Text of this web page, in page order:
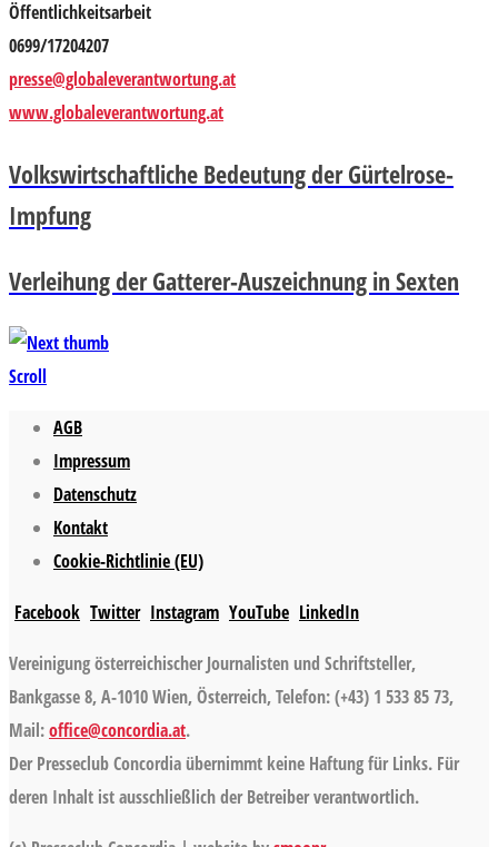
Öffentlichkeitsarbeit
0699/17204207
presse@globaleverantwortung.at
www.globaleverantwortung.at
Volkswirtschaftliche Bedeutung der Gürtelrose-
Impfung
Verleihung der Gatterer-Auszeichnung in Sexten
Scroll
AGB
Impressum
Datenschutz
Kontakt
Cookie-Richtlinie (EU)
Facebook Twitter Instagram YouTube LinkedIn
Vereinigung österreichischer Journalisten und Schriftsteller,
Bankgasse 8, A-1010 Wien, Österreich, Telefon: (+43) 1 533 85 73,
Mail:office@concordia.at.
Der Presseclub Concordia übernimmt keine Haftung für Links. Für
deren Inhalt ist ausschließlich der Betreiber verantwortlich.